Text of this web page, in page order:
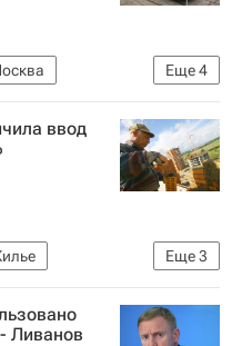
Еще4
ввод
Еще3
Ливанов